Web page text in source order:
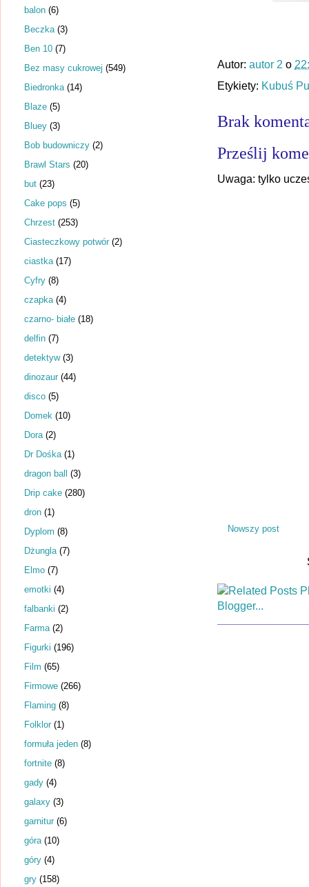
Autor: autor 2 o
Etykiety: Kubuś
Brak
Prześlij
Uwaga: tylko
Nowszy post
balon (6)
Beczka (3)
Ben 10 (7)
Bez masy cukrowej (549)
Biedronka (14)
Blaze (5)
Bluey (3)
Bob budowniczy (2)
Brawl Stars (20)
but (23)
Cake pops (5)
Chrzest (253)
Ciasteczkowy potwór (2)
ciastka (17)
Cyfry (8)
czapka (4)
czarno- białe (18)
delfin (7)
detektyw (3)
dinozaur (44)
disco (5)
Domek (10)
Dora (2)
Dr Dośka (1)
dragon ball (3)
Drip cake (280)
dron (1)
Dyplom (8)
Dżungla (7)
Elmo (7)
emotki (4)
falbanki (2)
Farma (2)
Figurki (196)
Film (65)
Firmowe (266)
Flaming (8)
Folklor (1)
formuła jeden (8)
fortnite (8)
gady (4)
galaxy (3)
garnitur (6)
góra (10)
góry (4)
gry (158)